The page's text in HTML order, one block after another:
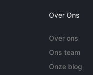
Over Ons
Over ons
Ons team
Onze blog